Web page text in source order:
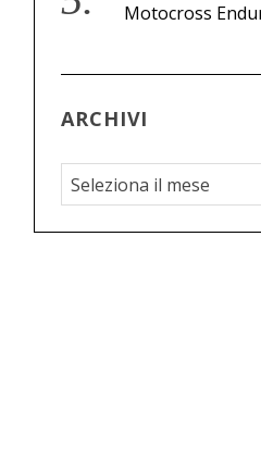
Motocross
ARCHIVI
A
r
c